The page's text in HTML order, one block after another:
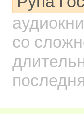
со